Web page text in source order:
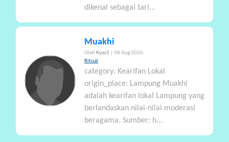
dikenal sebagai tari...
Muakhi
Oleh Kyas1
| 08 Aug 2026.
Ritual
category: Kearifan Lokal
origin_place: Lampung Muakhi
adalah kearifan lokal Lampung yang
berlandaskan nilai-nilai moderasi
beragama. Sumber: h...